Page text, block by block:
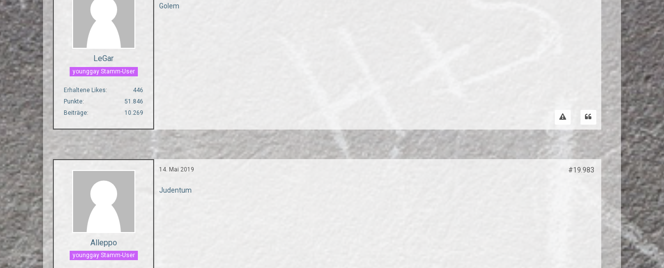
LeGar
younggay Stamm-User
Erhaltene Likes
446
Punkte
51.846
Beiträge
10.269
Golem
Alleppo
younggay Stamm-User
14. Mai 2019 #19.983
Judentum